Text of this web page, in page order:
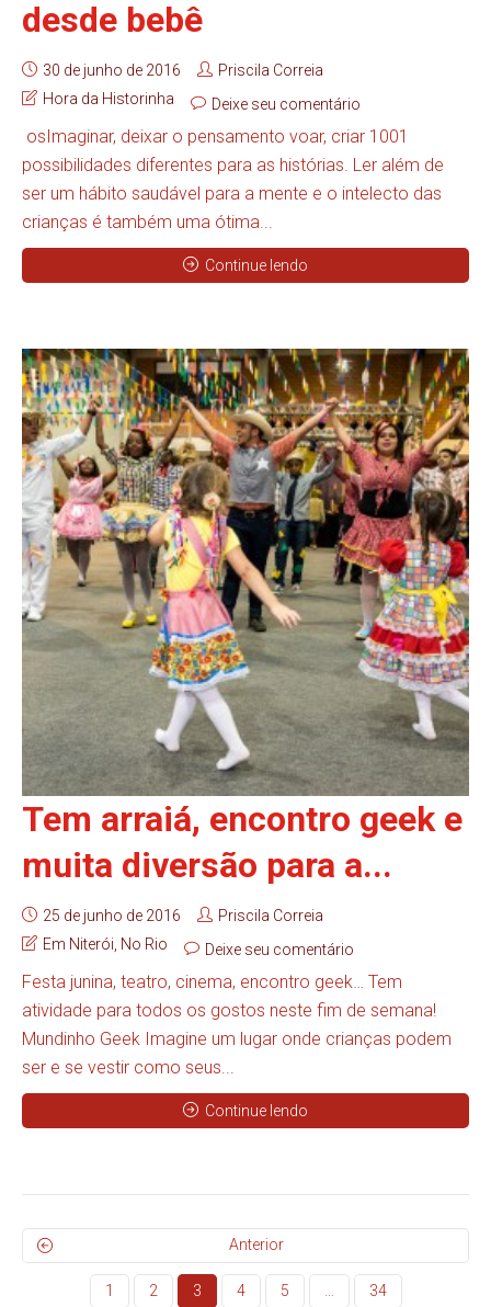
desde bebê
30 de junho de 2016
Priscila Correia
Hora da Historinha
Deixe seu comentário
osImaginar, deixar o pensamento voar, criar 1001
possibilidades diferentes para as histórias. Ler além de
ser um hábito saudável para a mente e o intelecto das
crianças é também uma ótima...
Continue lendo
Tem arraiá, encontro geek e
muita diversão para a...
25 de junho de 2016
Priscila Correia
Em Niterói No Rio Deixe seu comentário
Festa junina, teatro, cinema, encontro geek… Tem
atividade para todos os gostos neste fim de semana!
Mundinho Geek Imagine um lugar onde crianças podem
ser e se vestir como seus...
Continue lendo
Anterior
1 2 3 4 5 34